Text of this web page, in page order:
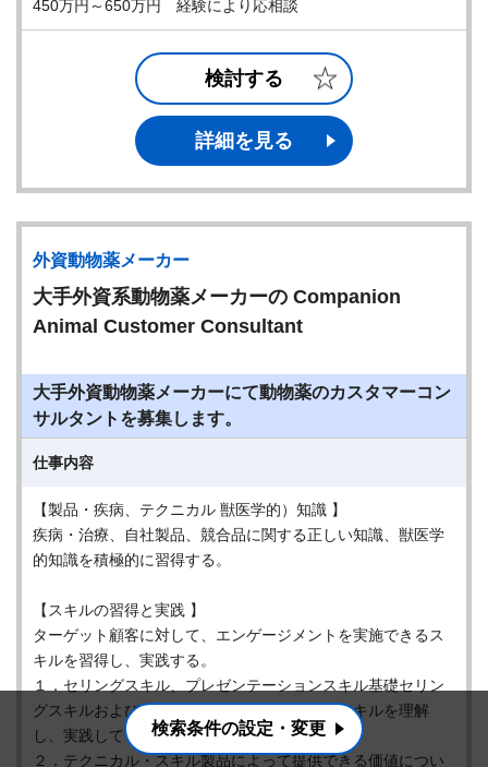
450万円～650万円 経験により応相談
検討する
詳細を見る
外資動物薬メーカー
大手外資系動物薬メーカーの Companion
Animal Customer Consultant
大手外資動物薬メーカーにて動物薬のカスタマーコン
サルタントを募集します。
仕事内容
【製品・疾病、テクニカル 獣医学的）知識 】
疾病・治療、自社製品、競合品に関する正しい知識、獣医学
的知識を積極的に習得する。
【スキルの習得と実践 】
ターゲット顧客に対して、エンゲージメントを実施できるス
キルを習得し、実践する。
１．セリングスキル、プレゼンテーションスキル基礎セリン
グスキルおよび基礎的なプレゼンテーションスキルを理解
し、実践している。
２．テクニカル・スキル製品によって提供できる価値につい
検索条件の設定・変更